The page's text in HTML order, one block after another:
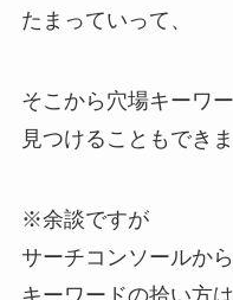
たまっていって、
そこから穴場キーワ
見つけることもできま
※余談ですが
サーチコンソールか
キーワードの拾い方は